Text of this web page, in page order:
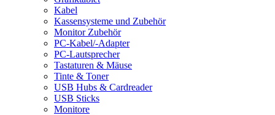
Kabel
Kassensysteme und Zubehör
Monitor Zubehör
PC-Kabel/-Adapter
PC-Lautsprecher
Tastaturen & Mäuse
Tinte & Toner
USB Hubs & Cardreader
USB Sticks
Monitore